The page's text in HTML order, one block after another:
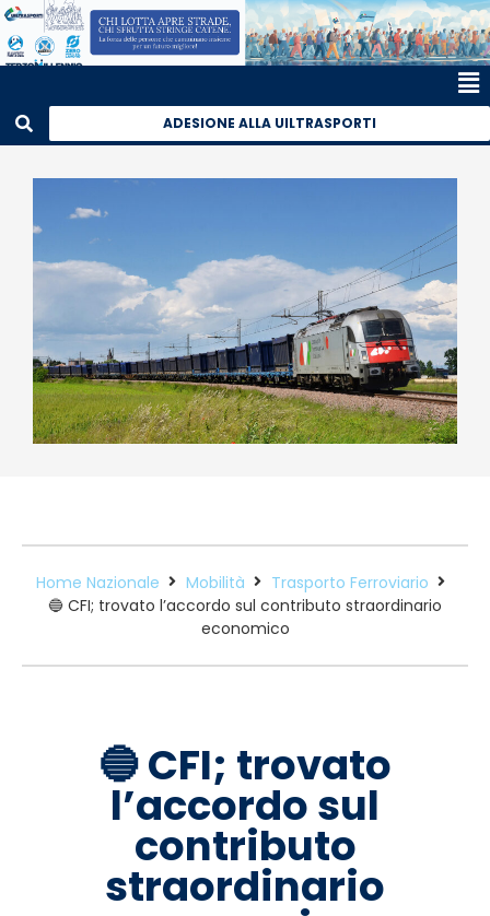
ADESIONE ALLA UILTRASPORTI
Home Nazionale Mobilità
Trasporto Ferroviario
🔵 CFI; trovato l’accordo sul contributo straordinario
economico
🔵 CFI; trovato
l’accordo sul
contributo
straordinario